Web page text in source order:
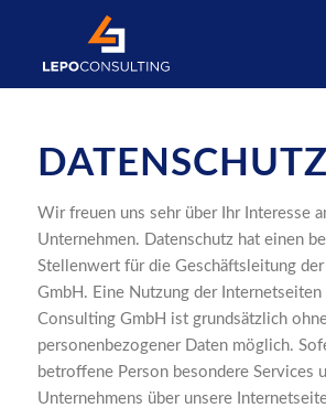
Wir freuen uns sehr über Ihr Interesse
Unternehmen. Datenschutz hat einen
Stellenwert für die Geschäftsleitung
GmbH. Eine Nutzung der Internetseiten
Consulting GmbH ist grundsätzlich
personenbezogener Daten möglich.
betroffene Person besondere Services
Unternehmens über unsere